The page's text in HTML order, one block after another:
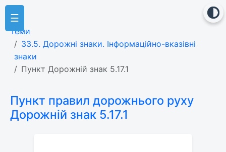
☰
Теми
33.5. Дорожні знаки. Інформаційно-вказівні
знаки
Пункт Дорожній знак 5.17.1
Пункт правил дорожнього руху
Дорожній знак 5.17.1